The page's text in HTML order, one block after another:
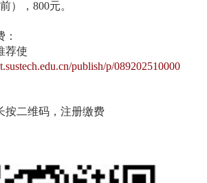
），800元。
荐使
publish/p/089202510000
按二维码，注册缴费